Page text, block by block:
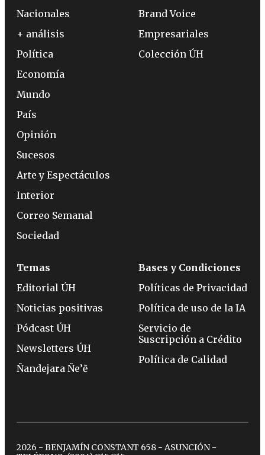
Nacionales
+ análisis
Política
Economía
Mundo
País
Opinión
Sucesos
Arte y Espectáculos
Interior
Correo Semanal
Sociedad
Brand Voice
Empresariales
Colección ÚH
Temas
Editorial ÚH
Noticias positivas
Pódcast ÚH
Newsletters ÚH
Ñandejara Ñe’ẽ
Bases y Condiciones
Políticas de Privacidad
Política de uso de la IA
Servicio de
Suscripción a Crédito
Política de Calidad
2026 - BENJAMÍN CONSTANT 658 - ASUNCIÓN -